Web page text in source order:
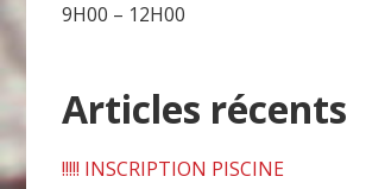
9H00 – 12H00
Articles récents
!!!!! INSCRIPTION PISCINE